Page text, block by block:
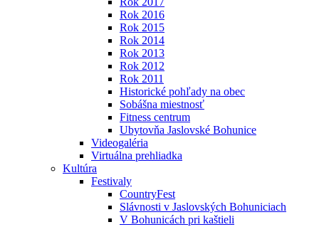
Rok 2016
Rok 2015
Rok 2014
Rok 2013
Rok 2012
Rok 2011
Historické pohľady na obec
Sobášna miestnosť
Fitness centrum
Ubytovňa Jaslovské Bohunice
Videogaléria
Virtuálna prehliadka
Kultúra
Festivaly
CountryFest
Slávnosti v Jaslovských Bohuniciach
V Bohunicách pri kaštieli